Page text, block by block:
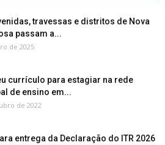
travessas e distritos de Nova
passam a...
de 2025
currículo para estagiar na rede
de ensino em...
de 2022
entrega da Declaração do ITR 2026